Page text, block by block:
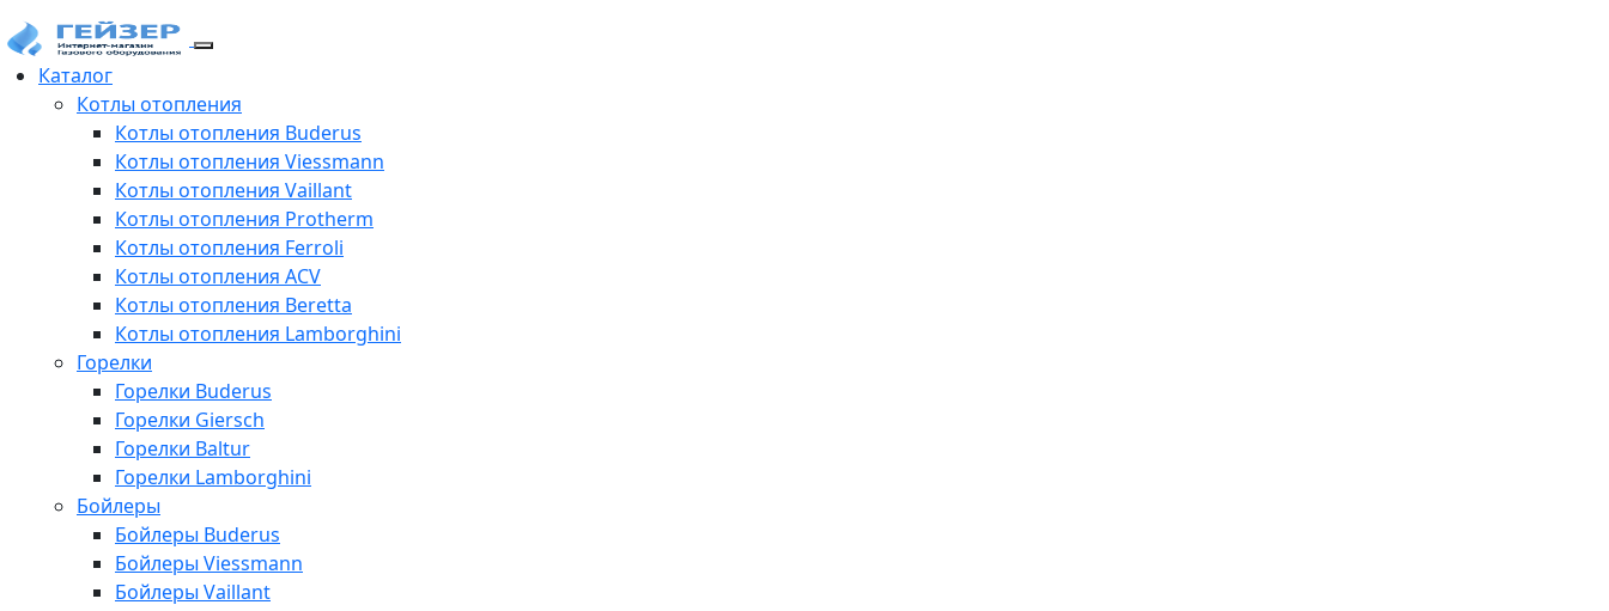
Каталог
Котлы отопления
Котлы отопления Buderus
Котлы отопления Viessmann
Котлы отопления Vaillant
Котлы отопления Protherm
Котлы отопления Ferroli
Котлы отопления ACV
Котлы отопления Beretta
Котлы отопления Lamborghini
Горелки
Горелки Buderus
Горелки Giersch
Горелки Baltur
Горелки Lamborghini
Бойлеры
Бойлеры Buderus
Бойлеры Viessmann
Бойлеры Vaillant